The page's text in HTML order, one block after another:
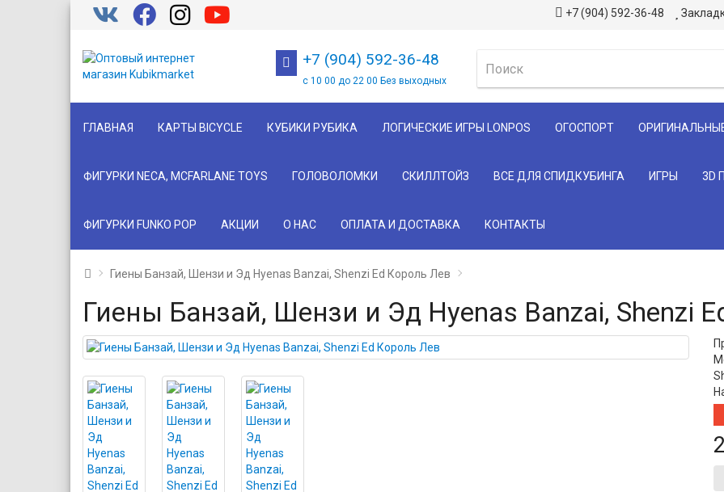
+7 (904) 592-36-48
+7 (904) 592-36-48
с 10 00 до 22 00 Без выходных
ГЛАВНАЯ КАРТЫ BICYCLE КУБИКИ РУБИКА ЛОГИЧЕСКИЕ ИГРЫ LONPOS ОГОСПОРТ
ФИГУРКИ NECA, MCFARLANE TOYS ГОЛОВОЛОМКИ СКИЛЛТОЙЗ ВСЕ ДЛЯ СПИДКУБИНГА ИГРЫ 3D
ФИГУРКИ FUNKO POP АКЦИИ О НАС ОПЛАТА И ДОСТАВКА КОНТАКТЫ
Гиены Банзай, Шензи и Эд Hyenas Banzai, Shenzi Ed Король Лев
Гиены Банзай, Шензи и Эд Hyenas Banzai, Shenzi